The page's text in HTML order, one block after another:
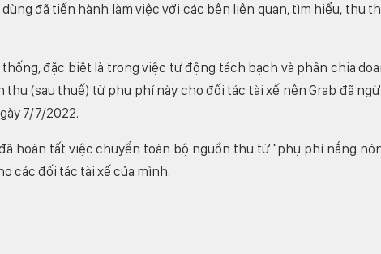
đã tiến hành làm việc với các bên liên quan, tìm hiểu, thu
đặc biệt là trong việc tự động tách bạch và phân chia
(sau thuế) từ phụ phí này cho đối tác tài xế nên Grab đã
7/7/2022.
hoàn tất việc chuyển toàn bộ nguồn thu từ "phụ phí nắng
các đối tác tài xế của mình.